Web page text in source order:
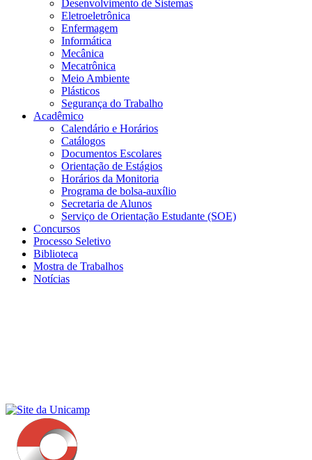
Desenvolvimento de Sistemas
Eletroeletrônica
Enfermagem
Informática
Mecânica
Mecatrônica
Meio Ambiente
Plásticos
Segurança do Trabalho
Acadêmico
Calendário e Horários
Catálogos
Documentos Escolares
Orientação de Estágios
Horários da Monitoria
Programa de bolsa-auxílio
Secretaria de Alunos
Serviço de Orientação Estudante (SOE)
Concursos
Processo Seletivo
Biblioteca
Mostra de Trabalhos
Notícias